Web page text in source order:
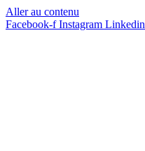
Aller au contenu
Facebook-f Instagram Linkedin